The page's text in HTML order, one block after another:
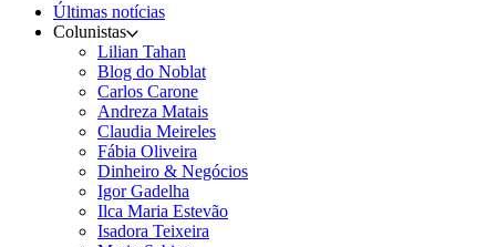
Últimas notícias
Colunistas
Lilian Tahan
Blog do Noblat
Carlos Carone
Andreza Matais
Claudia Meireles
Fábia Oliveira
Dinheiro & Negócios
Igor Gadelha
Ilca Maria Estevão
Isadora Teixeira